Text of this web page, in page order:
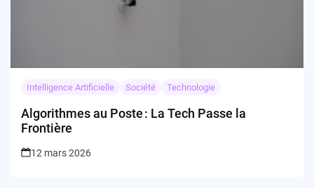
Intelligence Artificielle Société Technologie
Algorithmes au Poste : La Tech Passe la
Frontière
12 mars 2026